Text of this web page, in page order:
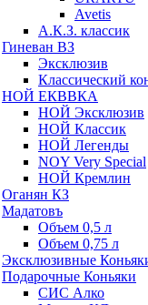
Avetis
А.К.З. классик
Гиневан ВЗ
Эксклюзив
Классический
НОЙ ЕКВВКА
НОЙ Эксклюзив
НОЙ Классик
НОЙ Легенды
NOY Very Speсial
НОЙ Кремлин
Оганян КЗ
Мадатовъ
Объем 0,5 л
Объем 0,75 л
Эксклюзивные
Подарочные Коньяки
СИС Алко